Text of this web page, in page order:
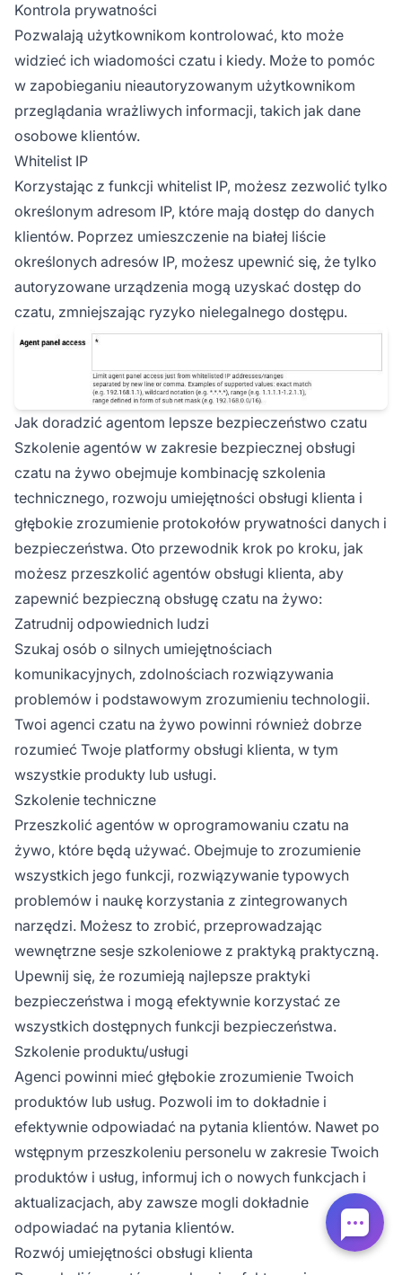
Kontrola prywatności
Pozwalają użytkownikom kontrolować, kto może
widzieć ich wiadomości czatu i kiedy. Może to pomóc
w zapobieganiu nieautoryzowanym użytkownikom
przeglądania wrażliwych informacji, takich jak dane
osobowe klientów.
Whitelist IP
Korzystając z funkcji whitelist IP, możesz zezwolić tylko
określonym adresom IP, które mają dostęp do danych
klientów. Poprzez umieszczenie na białej liście
określonych adresów IP, możesz upewnić się, że tylko
autoryzowane urządzenia mogą uzyskać dostęp do
czatu, zmniejszając ryzyko nielegalnego dostępu.
Jak doradzić agentom lepsze bezpieczeństwo czatu
Szkolenie agentów w zakresie bezpiecznej obsługi
czatu na żywo obejmuje kombinację szkolenia
technicznego, rozwoju umiejętności obsługi klienta i
głębokie zrozumienie protokołów prywatności danych i
bezpieczeństwa. Oto przewodnik krok po kroku, jak
możesz przeszkolić agentów obsługi klienta, aby
zapewnić bezpieczną obsługę czatu na żywo:
Zatrudnij odpowiednich ludzi
Szukaj osób o silnych umiejętnościach
komunikacyjnych, zdolnościach rozwiązywania
problemów i podstawowym zrozumieniu technologii.
Twoi agenci czatu na żywo powinni również dobrze
rozumieć Twoje platformy obsługi klienta, w tym
wszystkie produkty lub usługi.
Szkolenie techniczne
Przeszkolić agentów w oprogramowaniu czatu na
żywo, które będą używać. Obejmuje to zrozumienie
wszystkich jego funkcji, rozwiązywanie typowych
problemów i naukę korzystania z zintegrowanych
narzędzi. Możesz to zrobić, przeprowadzając
wewnętrzne sesje szkoleniowe z praktyką praktyczną.
Upewnij się, że rozumieją najlepsze praktyki
bezpieczeństwa i mogą efektywnie korzystać ze
wszystkich dostępnych funkcji bezpieczeństwa.
Szkolenie produktu/usługi
Agenci powinni mieć głębokie zrozumienie Twoich
produktów lub usług. Pozwoli im to dokładnie i
efektywnie odpowiadać na pytania klientów. Nawet po
wstępnym przeszkoleniu personelu w zakresie Twoich
produktów i usług, informuj ich o nowych funkcjach i
aktualizacjach, aby zawsze mogli dokładnie
odpowiadać na pytania klientów.
Rozwój umiejętności obsługi klienta